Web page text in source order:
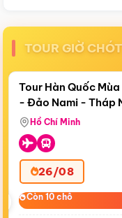
TOUR GIỜ CHÓT
Còn18 ngày 00:45:55
Bay Sun Phuquoc
Tour Hàn Quốc
- Đảo Nami - Tháp
Airways)
Hồ Chí Minh
26/08
Còn 10 chỗ
Còn 10 chỗ